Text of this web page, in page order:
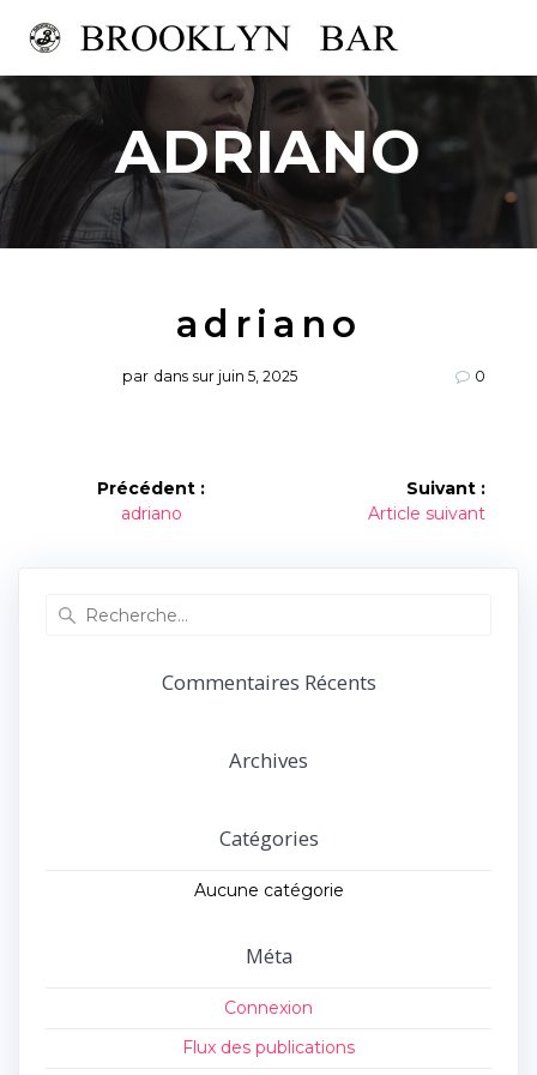
au
ADRIANO
adriano
par dans sur juin 5, 2025 0
Navigation
Précédent :
Article
adriano
Suivant :
Article
Article suivant
Commentaires Récents
Archives
Catégories
Aucune catégorie
Méta
Connexion
Flux des publications